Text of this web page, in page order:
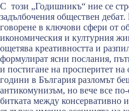
С този „Годишникъ“ ние се
задълбочения обществен
говорене в ключови сфери от
икономическия и културния
ощетява креативността и
формулират ясни послания,
и постигане на просперитет
години в България разломът
антикомунизъм, но вече все
битката между консервативно
К
У